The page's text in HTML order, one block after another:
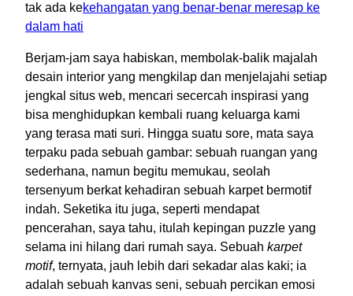
tak ada kekehangatan yang benar-benar meresap ke
dalam hati
Berjam-jam saya habiskan, membolak-balik majalah
desain interior yang mengkilap dan menjelajahi setiap
jengkal situs web, mencari secercah inspirasi yang
bisa menghidupkan kembali ruang keluarga kami
yang terasa mati suri. Hingga suatu sore, mata saya
terpaku pada sebuah gambar: sebuah ruangan yang
sederhana, namun begitu memukau, seolah
tersenyum berkat kehadiran sebuah karpet bermotif
indah. Seketika itu juga, seperti mendapat
pencerahan, saya tahu, itulah kepingan puzzle yang
selama ini hilang dari rumah saya. Sebuah karpet
motif, ternyata, jauh lebih dari sekadar alas kaki; ia
adalah sebuah kanvas seni, sebuah percikan emosi